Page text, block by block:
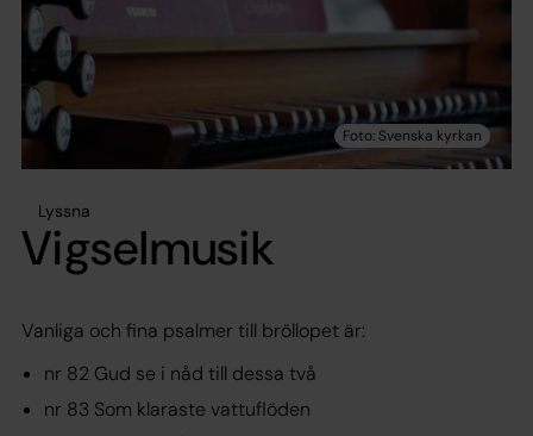
Lyssna
Vigselmusik
Vanliga och fina psalmer till bröllopet är:
nr 82 Gud se i nåd till dessa två
nr 83 Som klaraste vattuflöden